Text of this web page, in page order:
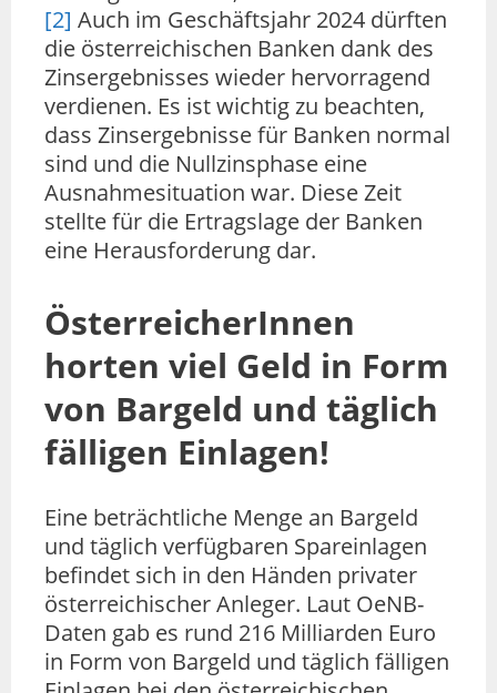
[2] Auch im Geschäftsjahr 2024 dürften
die österreichischen Banken dank des
Zinsergebnisses wieder hervorragend
verdienen. Es ist wichtig zu beachten,
dass Zinsergebnisse für Banken normal
sind und die Nullzinsphase eine
Ausnahmesituation war. Diese Zeit
stellte für die Ertragslage der Banken
eine Herausforderung dar.
ÖsterreicherInnen
horten viel Geld in Form
von Bargeld und täglich
fälligen Einlagen!
Eine beträchtliche Menge an Bargeld
und täglich verfügbaren Spareinlagen
befindet sich in den Händen privater
österreichischer Anleger. Laut OeNB-
Daten gab es rund 216 Milliarden Euro
in Form von Bargeld und täglich fälligen